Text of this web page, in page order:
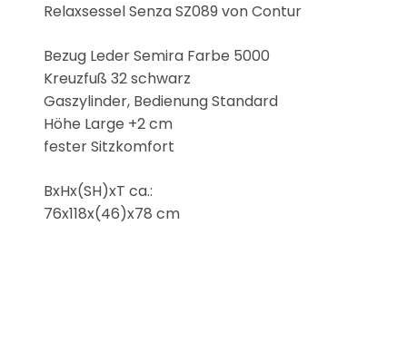
Relaxsessel Senza SZ089 von Contur
Bezug Leder Semira Farbe 5000
Kreuzfuß 32 schwarz
Gaszylinder, Bedienung Standard
Höhe Large +2 cm
fester Sitzkomfort
BxHx(SH)xT ca.:
76x118x(46)x78 cm